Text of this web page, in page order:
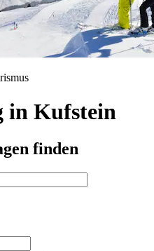
in Kufstein
finden